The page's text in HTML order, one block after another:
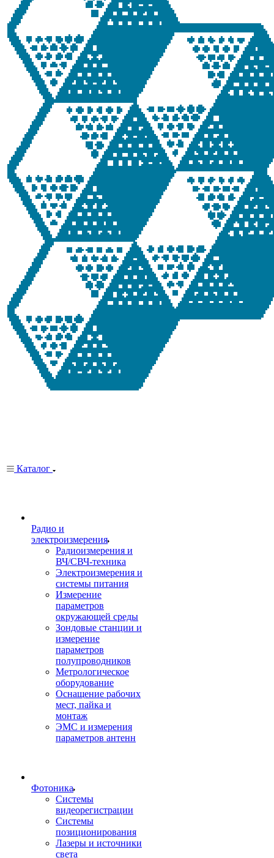
Каталог
Радио и
электроизмерения
Радиоизмерения и
ВЧ/СВЧ-техника
Электроизмерения и
системы питания
Измерение
параметров
окружающей среды
Зондовые станции и
измерение
параметров
полупроводников
Метрологическое
оборудование
Оснащение рабочих
мест, пайка и
монтаж
ЭМС и измерения
параметров антенн
Фотоника
Cистемы
видеорегистрации
Системы
позиционирования
Лазеры и источники
света